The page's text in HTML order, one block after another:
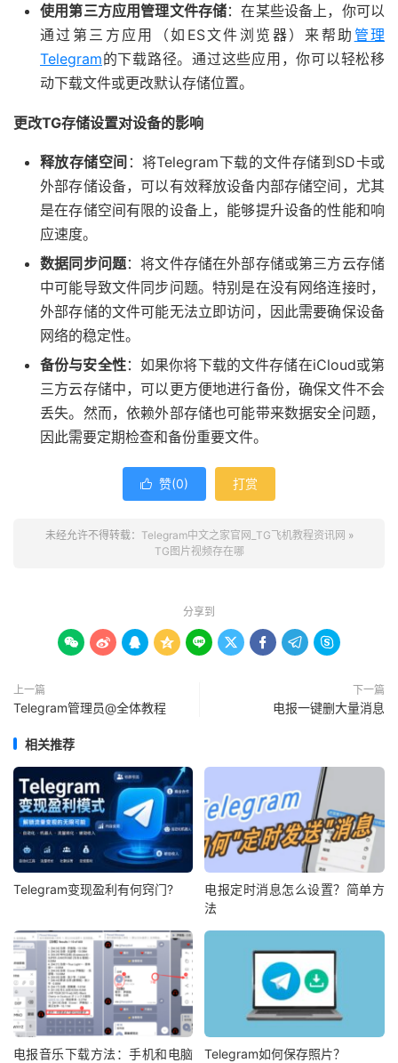
使用第三方应用管理文件存储：在某些设备上，你可以
通过第三方应用（如ES文件浏览器）来帮助 管理
Telegram的下载路径。通过这些应用，你可以轻松移
动下载文件或更改默认存储位置。
更改TG存储设置对设备的影响
释放存储空间 ：将Telegram下载的文件存储到SD卡或
外部存储设备，可以有效释放设备内部存储空间，尤其
是在存储空间有限的设备上，能够提升设备的性能和响
应速度。
数据同步问题：将文件存储在外部存储或第三方云存储
中可能导致文件同步问题。特别是在没有网络连接时，
外部存储的文件可能无法立即访问，因此需要确保设备
网络的稳定性。
备份与安全性：如果你将下载的文件存储在iCloud或第
三方云存储中，可以更方便地进行备份，确保文件不会
丢失。然而，依赖外部存储也可能带来数据安全问题，
因此需要定期检查和备份重要文件。
 赞(0) 打赏
未经允许不得转载： Telegram中文之家官网_TG飞机教程资讯网 »
TG图片视频存在哪
分享到
        
上一篇
Telegram管理员@全体教程
下一篇
电报一键删大量消息
相关推荐
Telegram变现盈利有何窍门?
电报定时消息怎么设置？简单方
法
电报音乐下载方法：手机和电脑
Telegram如何保存照片？